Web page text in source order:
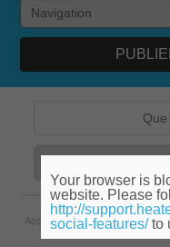
Accueil » Ile-de-France » Val-
Your browser is
website. Please
http://
social-features/to